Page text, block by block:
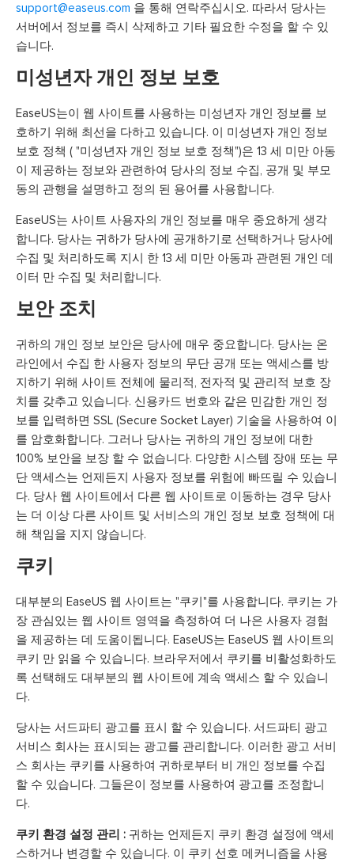
support@easeus.com 을 통해 연락주십시오. 따라서 당사는
서버에서 정보를 즉시 삭제하고 기타 필요한 수정을 할 수 있
습니다.
미성년자 개인 정보 보호
EaseUS는이 웹 사이트를 사용하는 미성년자 개인 정보를 보
호하기 위해 최선을 다하고 있습니다. 이 미성년자 개인 정보
보호 정책 ( "미성년자 개인 정보 보호 정책")은 13 세 미만 아동
이 제공하는 정보와 관련하여 당사의 정보 수집, 공개 및 부모
동의 관행을 설명하고 정의 된 용어를 사용합니다.
EaseUS는 사이트 사용자의 개인 정보를 매우 중요하게 생각
합니다. 당사는 귀하가 당사에 공개하기로 선택하거나 당사에
수집 및 처리하도록 지시 한 13 세 미만 아동과 관련된 개인 데
이터 만 수집 및 처리합니다.
보안 조치
귀하의 개인 정보 보안은 당사에 매우 중요합니다. 당사는 온
라인에서 수집 한 사용자 정보의 무단 공개 또는 액세스를 방
지하기 위해 사이트 전체에 물리적, 전자적 및 관리적 보호 장
치를 갖추고 있습니다. 신용카드 번호와 같은 민감한 개인 정
보를 입력하면 SSL (Secure Socket Layer) 기술을 사용하여 이
를 암호화합니다. 그러나 당사는 귀하의 개인 정보에 대한
100% 보안을 보장 할 수 없습니다. 다양한 시스템 장애 또는 무
단 액세스는 언제든지 사용자 정보를 위험에 빠뜨릴 수 있습니
다. 당사 웹 사이트에서 다른 웹 사이트로 이동하는 경우 당사
는 더 이상 다른 사이트 및 서비스의 개인 정보 보호 정책에 대
해 책임을 지지 않습니다.
쿠키
대부분의 EaseUS 웹 사이트는 "쿠키"를 사용합니다. 쿠키는 가
장 관심있는 웹 사이트 영역을 측정하여 더 나은 사용자 경험
을 제공하는 데 도움이됩니다. EaseUS는 EaseUS 웹 사이트의
쿠키 만 읽을 수 있습니다. 브라우저에서 쿠키를 비활성화하도
록 선택해도 대부분의 웹 사이트에 계속 액세스 할 수 있습니
다.
당사는 서드파티 광고를 표시 할 수 있습니다. 서드파티 광고
서비스 회사는 표시되는 광고를 관리합니다. 이러한 광고 서비
스 회사는 쿠키를 사용하여 귀하로부터 비 개인 정보를 수집
할 수 있습니다. 그들은이 정보를 사용하여 광고를 조정합니
다.
쿠키 환경 설정 관리 : 귀하는 언제든지 쿠키 환경 설정에 액세
스하거나 변경할 수 있습니다. 이 쿠키 선호 메커니즘을 사용